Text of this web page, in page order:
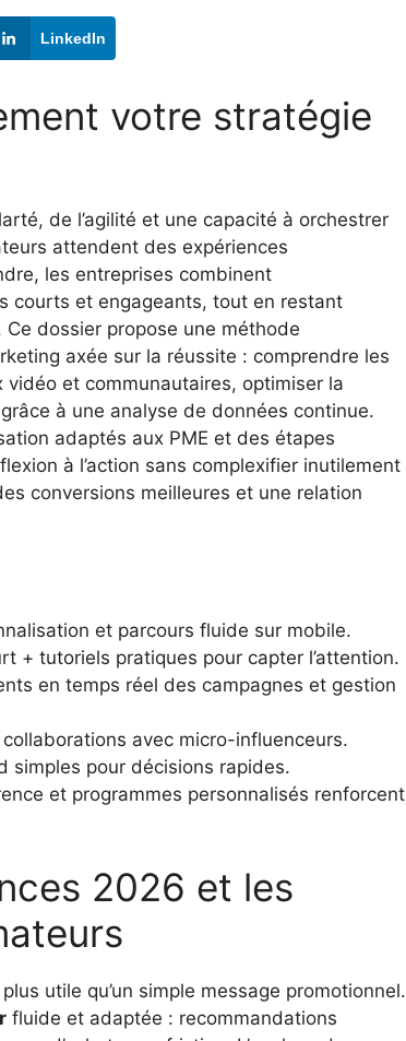
LinkedIn
votre stratégie
de l’agilité et une capacité à orchestrer
attendent des expériences
les entreprises combinent
courts et engageants, tout en restant
dossier propose une méthode
axée sur la réussite : comprendre les
et communautaires, optimiser la
à une analyse de données continue.
adaptés aux PME et des étapes
à l’action sans complexifier inutilement
conversions meilleures et une relation
et parcours fluide sur mobile.
+ tutoriels pratiques pour capter l’attention.
en temps réel des campagnes et gestion
avec micro-influenceurs.
simples pour décisions rapides.
et programmes personnalisés renforcent
2026 et les
utile qu’un simple message promotionnel.
fluide et adaptée : recommandations